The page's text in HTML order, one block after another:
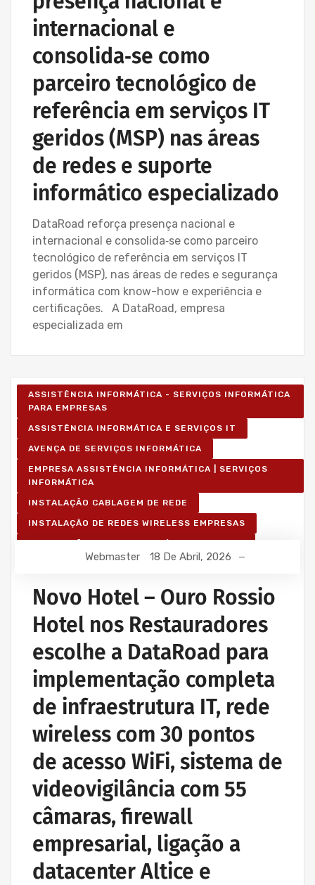
PROJETOS CABLAGEM E REDES INFORMÁTICA
internacional e
consolida‑se como
parceiro tecnológico de
referência em serviços IT
geridos (MSP) nas áreas
de redes e suporte
informático especializado
DataRoad reforça presença nacional e
internacional e consolida‑se como parceiro
tecnológico de referência em serviços IT
geridos (MSP), nas áreas de redes e segurança
informática com know-how e experiência e
certificações. A DataRoad, empresa
especializada em
ASSISTÊNCIA INFORMÁTICA - SERVIÇOS INFORMÁTICA
PARA EMPRESAS
ASSISTÊNCIA INFORMÁTICA E SERVIÇOS IT
AVENÇA DE SERVIÇOS INFORMÁTICA
EMPRESA ASSISTÊNCIA INFORMÁTICA | SERVIÇOS
INFORMÁTICA
INSTALAÇÃO CABLAGEM DE REDE
INSTALAÇÃO DE REDES WIRELESS EMPRESAS
Webmaster 18 De Abril, 2026
Novo Hotel – Ouro Rossio
Hotel nos Restauradores
escolhe a DataRoad para
implementação completa
de infraestrutura IT, rede
wireless com 30 pontos
de acesso WiFi, sistema de
videovigilância com 55
câmaras, firewall
empresarial, ligação a
datacenter Altice e